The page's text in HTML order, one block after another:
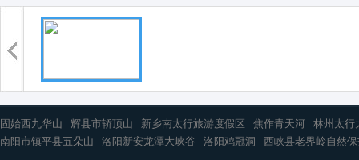
固始西九华山 辉县市轿顶山 新乡南太行旅游度假区 焦作青天河
林州太行
南阳市镇平县五朵山
洛阳新安龙潭大峡谷 洛阳鸡冠洞 西峡县老界岭自然